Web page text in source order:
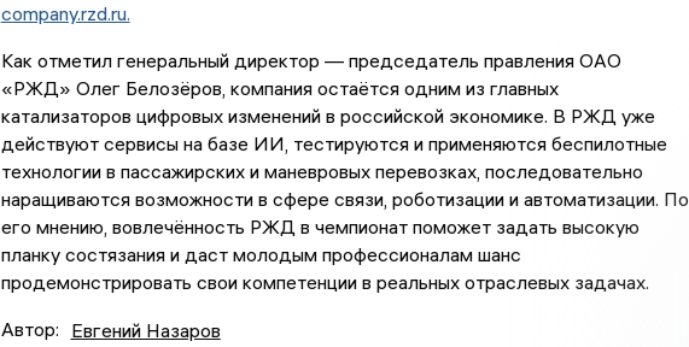
company.rzd.ru.
Как отметил генеральный директор — председатель правления ОАО
«РЖД» Олег Белозёров, компания остаётся одним из главных
катализаторов цифровых изменений в российской экономике. В РЖД уже
действуют сервисы на базе ИИ, тестируются и применяются беспилотные
технологии в пассажирских и маневровых перевозках, последовательно
наращиваются возможности в сфере связи, роботизации и автоматизации. По
его мнению, вовлечённость РЖД в чемпионат поможет задать высокую
планку состязания и даст молодым профессионалам шанс
продемонстрировать свои компетенции в реальных отраслевых задачах.
Автор: Евгений Назаров